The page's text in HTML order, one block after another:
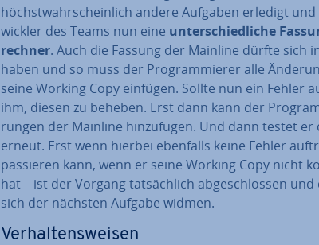
höchst­wahr­schein­lich andere Aufgaben erledigt
wick­ler des Teams nun eine un­ter­schied­li­che
rech­ner. Auch die Fassung der Mainline dürfte sich
haben und so muss der Pro­gram­mie­rer alle
seine Working Copy einfügen. Sollte nun ein Fehler
ihm, diesen zu beheben. Erst dann kann der
run­gen der Mainline hin­zu­fü­gen. Und dann testet er
erneut. Erst wenn hierbei ebenfalls keine Fehler
passieren kann, wenn er seine Working Copy nicht
hat – ist der Vorgang tat­säch­lich ab­ge­schlos­sen
sich der nächsten Aufgabe widmen.
Ver­hal­tens­wei­sen